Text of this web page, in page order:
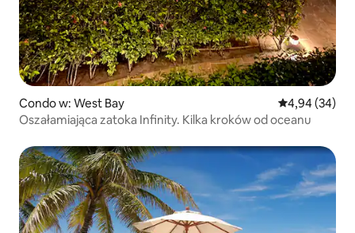
Condo w: West Bay Średnia
4,94 (34)
Oszałamiająca zatoka Infinity. Kilka kroków od oceanu